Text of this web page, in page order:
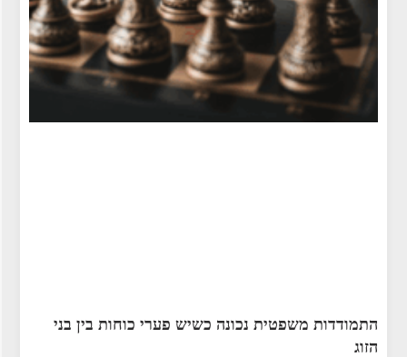
התמודדות משפטית נכונה כשיש פערי כוחות בין בני
הזוג